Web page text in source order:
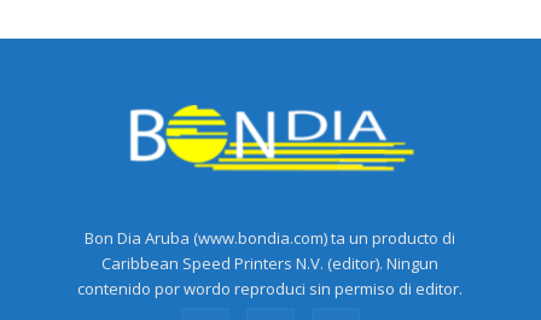
Bon Dia Aruba (www.bondia.com) ta un producto di
Caribbean Speed Printers N.V. (editor). Ningun
contenido por wordo reproduci sin permiso di editor.